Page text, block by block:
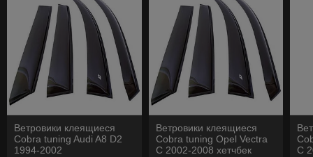
Ветровики клеящиеся
Cobra tuning Audi A8 D2
1994-2002
Ветровики клеящиеся
Cobra tuning Opel Vectra
C 2002-2008 хетчбек
C